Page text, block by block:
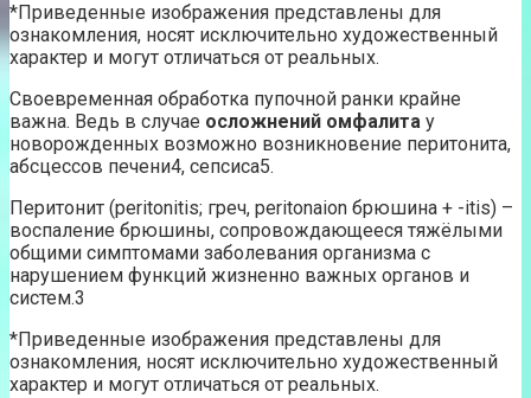
*Приведенные изображения представлены для
ознакомления, носят исключительно художественный
характер и могут отличаться от реальных.
Своевременная обработка пупочной ранки крайне
важна. Ведь в случае осложнений омфалита у
новорожденных возможно возникновение перитонита,
абсцессов печени4, сепсиса5.
Перитонит (peritonitis; греч, peritonaion брюшина + -itis) –
воспаление брюшины, сопровождающееся тяжёлыми
общими симптомами заболевания организма с
нарушением функций жизненно важных органов и
систем.3
*Приведенные изображения представлены для
ознакомления, носят исключительно художественный
характер и могут отличаться от реальных.